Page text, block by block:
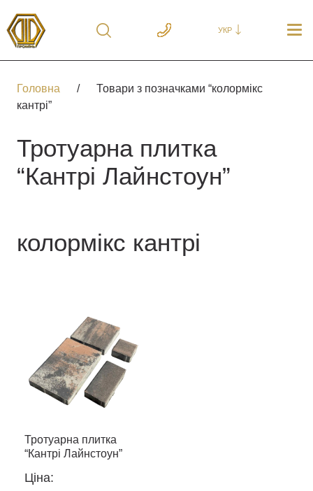
УКР
Головна / Товари з позначками “колормікс
кантрі”
Тротуарна плитка
“Кантрі Лайнстоун”
колормікс кантрі
Тротуарна плитка
“Кантрі Лайнстоун”
Ціна: